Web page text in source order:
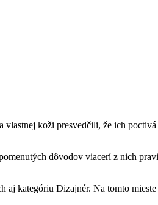
koži presvedčili, že ich
dôvodov viacerí z nich
kategóriu Dizajnér. Na tomto